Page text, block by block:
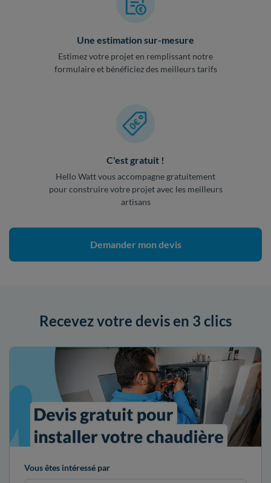
Une estimation sur-mesure
Estimez votre projet en remplissant notre
formulaire et bénéficiez des meilleurs tarifs
C'est gratuit !
Hello Watt vous accompagne gratuitement
pour construire votre projet avec les meilleurs
artisans
Demander mon devis
Recevez votre devis en 3 clics
Vous êtes intéressé par